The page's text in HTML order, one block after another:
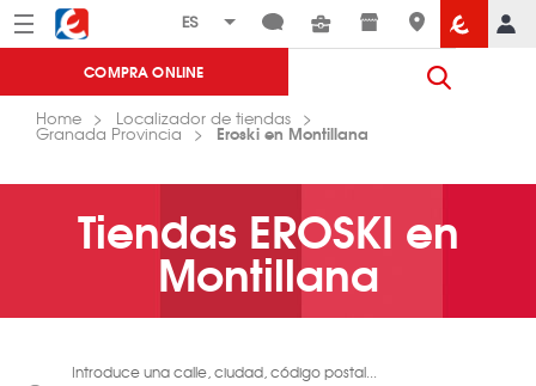
Menú Eroski
COMPRA ONLINE
Home Localizador de tiendas
Granada Provincia Eroski en Montillana
Tiendas EROSKI en
Montillana
Introduce una calle, ciudad, código postal...